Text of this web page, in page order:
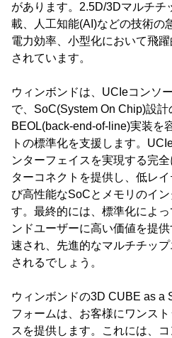
があります。2.5D/3Dマルチチ
載、人工知能(AI)などの技術の
電力効率、小型化において飛
されています。
ウィンボンドは、UCIeコンソ
で、SoC(System On Chip)設
BEOL(back-end-of-line)実装を
トの標準化を支援します。
ンターフェイスを実現する完
ターコネクトを提供し、低レ
び高性能なSoCとメモリのイ
す。最終的には、標準化によ
ンドユーザーに高い価値を提
速され、先進的なマルチチッ
されるでしょう。
ウィンボンドの3D CUBE as a
フォームは、お客様にワンス
スを提供します。これには、